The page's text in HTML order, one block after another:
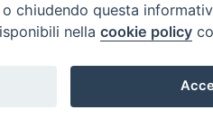
- All Rights Reserved |
chiudendo questa
nella cookie policy